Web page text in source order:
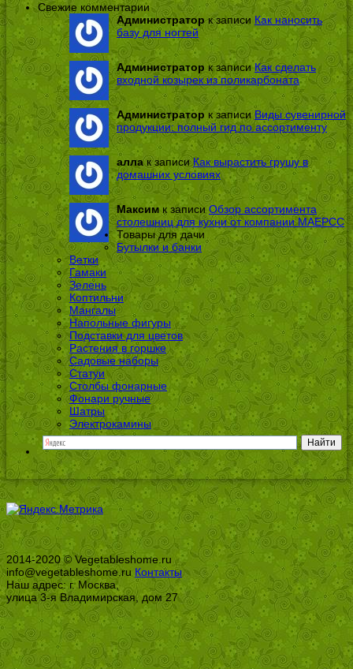
Свежие комментарии
Администраторк записи Как наносить
базу для ногтей
Администратор к записиКак сделать
входной козырек из поликарбоната
Администратор к записи Виды сувенирной
продукции: полный гид по ассортименту
аллак записиКак вырастить грушу в
домашних условиях
Максим к записиОбзор ассортимента
столешниц для кухни от компании МАЕРСС
Товары для дачи
Бутылки и банки
Ветки
Гамаки
Зелень
Коптильни
Мангалы
Напольные фигуры
Подставки для цветов
Растения в горшке
Садовые наборы
Статуи
Столбы фонарные
Фонари ручные
Шатры
Электрокамины
2014-2020 © Vegetableshome.ru
info@vegetableshome.ru Контакты
Наш адрес: г. Москва,
улица 3-я Владимирская, дом 27